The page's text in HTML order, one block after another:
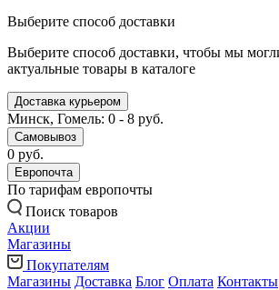
Выберите способ доставки
Выберите способ доставки, чтобы мы
актуальные товары в каталоге
Доставка курьером
Минск, Гомель: 0 - 8 руб.
Самовывоз
0 руб.
Европочта
По тарифам европочты
Поиск товаров
Акции
Магазины
Покупателям
Магазины Доставка Блог Оплата Контакты